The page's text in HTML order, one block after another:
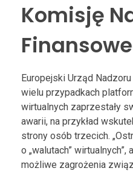
Komisję
Europejski Urząd
wielu przypadkach
wirtualnych zaprzestały
awarii, na przykład
strony osób trzecich.
o „walutach”
możliwe zagrożenia